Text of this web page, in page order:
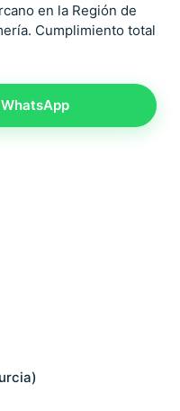
en la Región de
Cumplimiento total